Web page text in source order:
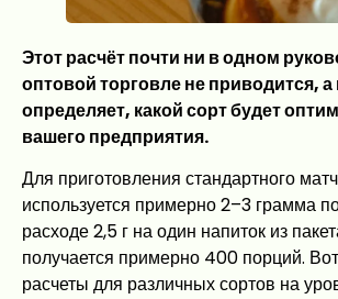
Этот расчёт почти ни в одном
оптовой торговле не приводится,
определяет, какой сорт будет
вашего предприятия.
Для приготовления стандартного
используется примерно 2–3 грамма
расходе 2,5 г на один напиток из
получается примерно 400 порций.
расчеты для различных сортов на